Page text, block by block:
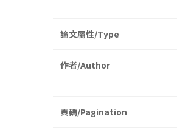
論文屬性/Type
作者/Author
頁碼/Pagination